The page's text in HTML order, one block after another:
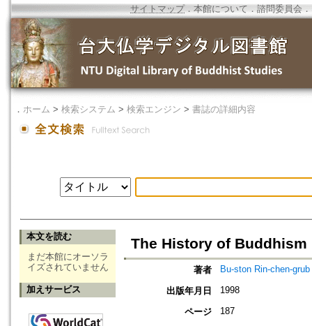
サイトマップ．本館について ． 諮問委員会 ．
． ホーム > 検索システム > 検索エンジン > 書誌の詳細内容
本文を読む
まだ本館にオーソラ
イズされていません
加えサービス
The History of
著者 Bu-ston Rin-chen-grub
出版年月日 1998
ページ 187